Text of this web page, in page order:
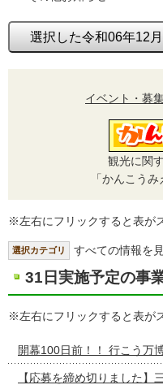
選択した令和06年12
イベント・募
観光に関
「かんこう
※左右にフリックすると表が
選択カテゴリ すべての情報を
31日実施予定の事
※左右にフリックすると表が
開幕100日前！！ 行こう万
【応募を締め切りました